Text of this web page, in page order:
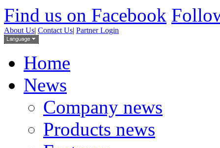
Find us on Facebook
About Us| Contact Us| Partner Login
Home
News
Company news
Products news